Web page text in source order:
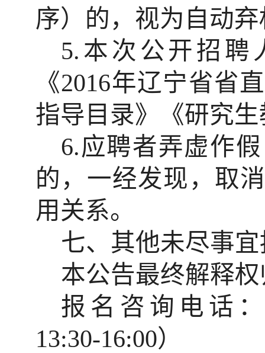
序）的，视为自动
5. 本次公开招聘
《2016年辽宁省省
指导目录》《研究
6.应聘者弄虚作
的，一经发现，取
用关系。
七、其他未尽事
本公告最终解释
报名咨询电话
13:30-16:00）